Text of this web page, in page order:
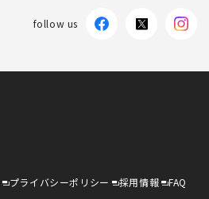
follow us
プライバシーポリシー 採用情報 FAQ